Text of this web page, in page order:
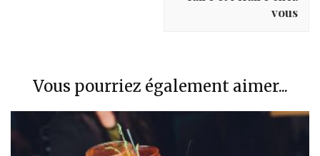
vous
Vous pourriez également aimer...